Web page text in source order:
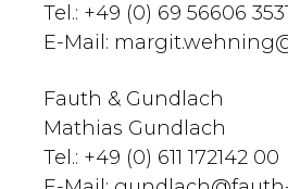
Tel.: +49 (0) 69 56606 3531
E-Mail:
Fauth & Gundlach
Mathias Gundlach
Tel.: +49 (0) 611 172142 00